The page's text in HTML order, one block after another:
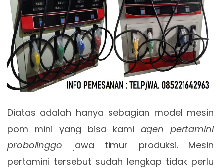
Diatas adalah hanya sebagian model mesin
pom mini yang bisa kami agen pertamini
probolinggo jawa timur produksi. Mesin
pertamini tersebut sudah lengkap tidak perlu